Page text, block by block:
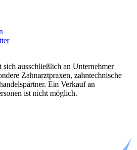
ausschließlich an Unternehmer
Zahnarztpraxen, zahntechnische
Ein Verkauf an
ist nicht möglich.